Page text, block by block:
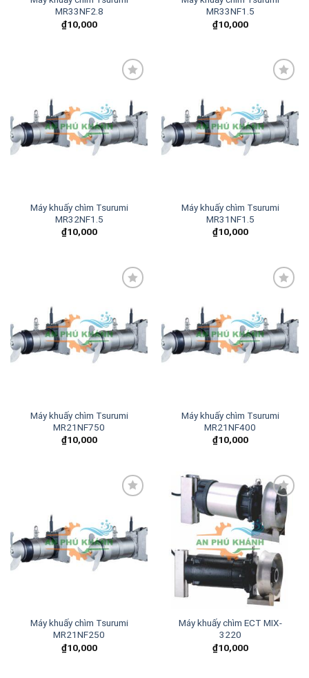
MR33NF2.8
₫10,000
MR33NF1.5
₫10,000
Add to
wishlist
Máy khuấy chìm Tsurumi
MR32NF1.5
₫10,000
Add to
wishlist
Máy khuấy chìm Tsurumi
MR31NF1.5
₫10,000
Add to
wishlist
Máy khuấy chìm Tsurumi
MR21NF750
₫10,000
Add to
wishlist
Máy khuấy chìm Tsurumi
MR21NF400
₫10,000
Add to
wishlist
Máy khuấy chìm Tsurumi
MR21NF250
₫10,000
Add to
wishlist
Máy khuấy chìm ECT MIX-
3220
₫10,000